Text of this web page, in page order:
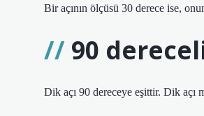
Bir açının ölçüsü 30 derece ise,
90
Dik açı 90 dereceye eşittir. Dik açı